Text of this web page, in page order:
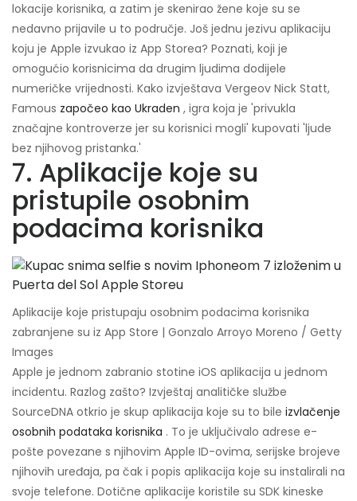
lokacije korisnika, a zatim je skenirao žene koje su se
nedavno prijavile u to područje. Još jednu jezivu aplikaciju
koju je Apple izvukao iz App Storea? Poznati, koji je
omogućio korisnicima da drugim ljudima dodijele
numeričke vrijednosti. Kako izvještava Vergeov Nick Statt,
Famous započeo kao Ukraden , igra koja je 'privukla
značajne kontroverze jer su korisnici mogli' kupovati 'ljude
bez njihovog pristanka.'
7. Aplikacije koje su
pristupile osobnim
podacima korisnika
Aplikacije koje pristupaju osobnim podacima korisnika
zabranjene su iz App Store | Gonzalo Arroyo Moreno / Getty
Images
Apple je jednom zabranio stotine iOS aplikacija u jednom
incidentu. Razlog zašto? Izvještaj analitičke službe
SourceDNA otkrio je skup aplikacija koje su to bile izvlačenje
osobnih podataka korisnika . To je uključivalo adrese e-
pošte povezane s njihovim Apple ID-ovima, serijske brojeve
njihovih uređaja, pa čak i popis aplikacija koje su instalirali na
svoje telefone. Dotične aplikacije koristile su SDK kineske